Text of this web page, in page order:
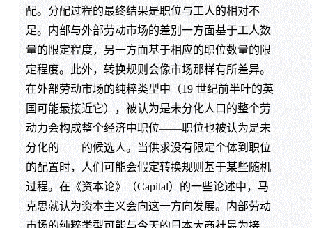
配。分配过程的最终结果是职位与工人的相对不
足。内部与外部劳动市场的差别一方面基于工人数
量的限定程度，另一方面基于相应的职位数量的限
定程度。此外，转换规则会像市场那样有所差异。
在外部劳动市场的纯粹类型中（19 世纪前半叶的英
国可能最接近它），被认为是未分化人口的整个劳
动力会构成整个经济中职位——职位也被认为是未
分化的——的候选人。当供求没有限定个体到职位
的配置时，人们可能会假定转换规则基于某些随机
过程。在《资本论》（Capital）的一些论述中，马
克思就认为资本主义会向这一方向发展。内部劳动
市场的纯粹类型可能与今天的日本大商社最为接